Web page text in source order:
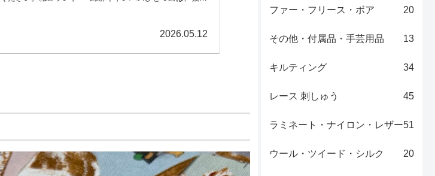
2026.05.12
ファー・フリース・ボア 20
その他・付属品・手芸用品 13
キルティング 34
レース 刺しゅう 45
ラミネート・ナイロン・レザー51
ウール・ツイード・シルク 20